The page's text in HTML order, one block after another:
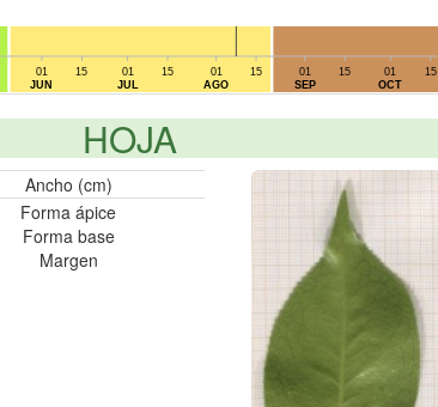
01
JUN
15
01
JUL
15
01
AGO
15
01
SEP
15
01
OCT
15
HOJA
Ancho (cm)
Forma ápice
Forma base
Margen